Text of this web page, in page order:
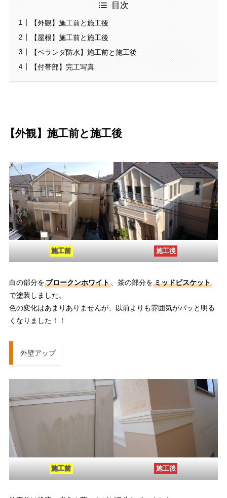
目次
【外観】施工前と施工後
【屋根】施工前と施工後
【ベランダ防水】施工前と施工後
【付帯部】完工写真
【外観】施工前と施工後
施工前 施工後
白の部分をブロークンホワイト、茶の部分をミッドビスケット
で塗装しました。
色の変化はあまりありませんが、以前よりも雰囲気がパッと明る
くなりました！！
外壁アップ
施工前 施工後